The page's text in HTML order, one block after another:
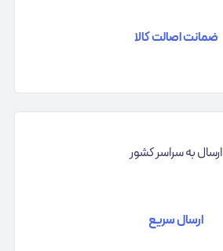
ضمانت اصالت کالا
ارسال به سراسر کشور
ارسال سریع